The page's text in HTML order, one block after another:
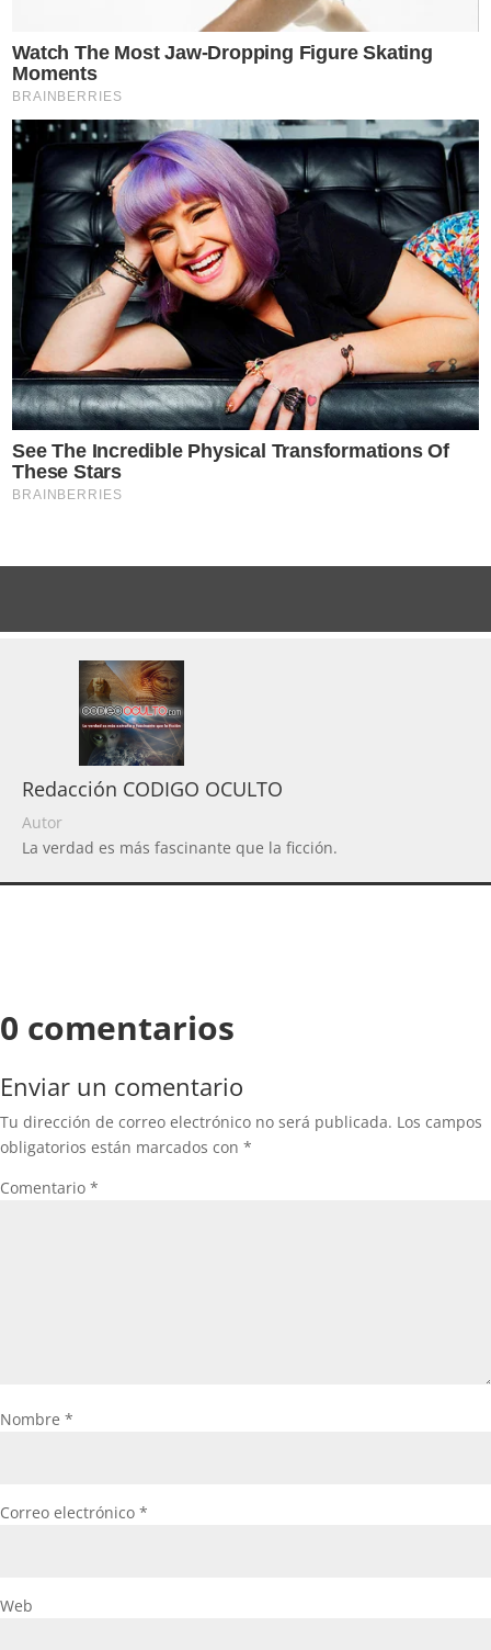
Redacción CODIGO OCULTO
Autor
La verdad es más fascinante que la ficción.
0 comentarios
Enviar un comentario
Tu dirección de correo electrónico no será publicada. Los campos
obligatorios están marcados con *
Comentario *
Nombre *
Correo electrónico *
Web